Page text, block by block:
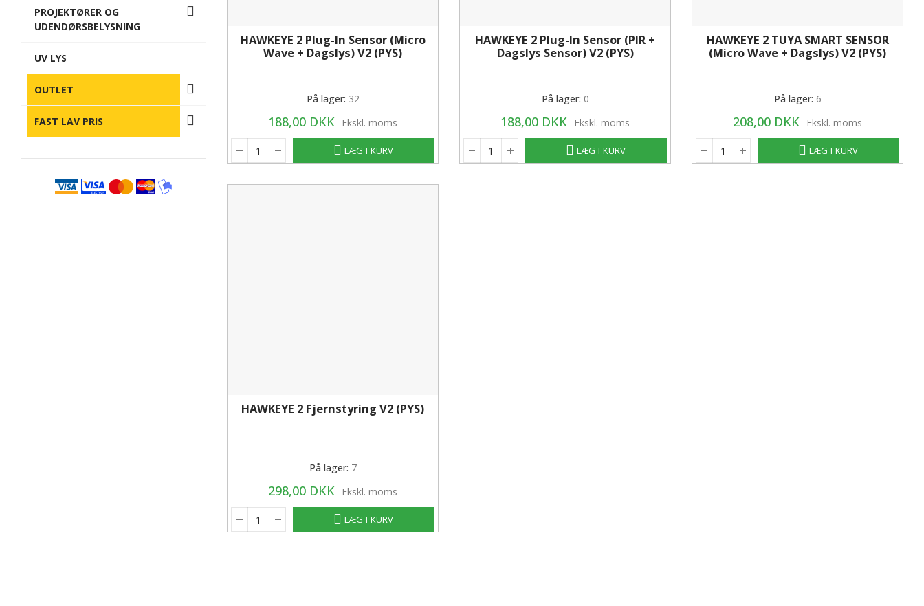
HAWKEYE 2 Plug-In Sensor (Micro
Wave + Dagslys) V2 (PYS)
På lager: 32
188,00 DKK Ekskl. moms
LÆG I KURV
HAWKEYE 2 Plug-In Sensor (PIR +
Dagslys Sensor) V2 (PYS)
På lager: 0
188,00 DKK Ekskl. moms
LÆG I KURV
HAWKEYE 2 TUYA SMART SENSOR
(Micro Wave + Dagslys) V2 (PYS)
På lager: 6
208,00 DKK Ekskl. moms
LÆG I KURV
HAWKEYE 2 Fjernstyring V2 (PYS)
På lager: 7
298,00 DKK Ekskl. moms
LÆG I KURV
PROJEKTØRER OG
UDENDØRSBELYSNING
UV LYS
OUTLET
FAST LAV PRIS